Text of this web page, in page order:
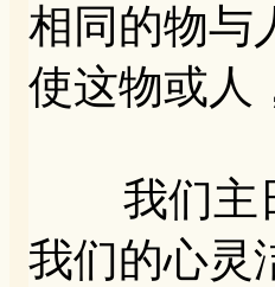
相同的物与
使这物或人
我们主日
我们的心灵